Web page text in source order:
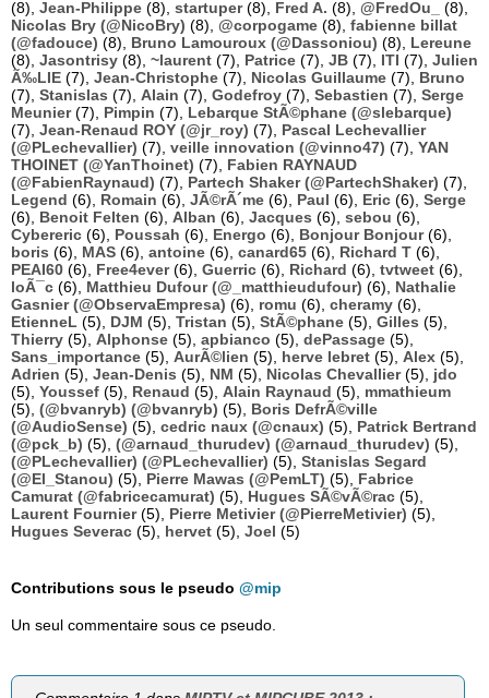
(8), Jean-Philippe (8), startuper(8), Fred A. (8), @FredOu_
(8),
Nicolas Bry (@NicoBry) (8), @corpogame (8), fabienne billat
(@fadouce) (8), Bruno Lamouroux (@Dassoniou) (8), Lereune
(8), Jasontrisy (8), ~laurent (7), Patrice (7), JB (7), ITI (7), Julien
Ã‰LIE (7), Jean-Christophe (7), Nicolas Guillaume (7), Bruno
(7), Stanislas (7), Alain (7), Godefroy (7), Sebastien (7), Serge
Meunier(7), Pimpin (7), Lebarque StÃ©phane (@slebarque)
(7), Jean-Renaud ROY (@jr_roy) (7), Pascal Lechevallier
(@PLechevallier) (7), veille innovation (@vinno47) (7), YAN
THOINET (@YanThoinet) (7), Fabien RAYNAUD
(@FabienRaynaud) (7), Partech Shaker (@PartechShaker) (7),
Legend (6), Romain (6), JÃ©rÃ´me (6), Paul (6), Eric (6), Serge
(6), Benoit Felten (6), Alban (6), Jacques (6), sebou (6),
Cybereric (6), Poussah (6), Energo (6), Bonjour Bonjour(6),
boris (6), MAS (6), antoine (6), canard65 (6), Richard T (6),
PEAI60 (6), Free4ever(6), Guerric (6), Richard (6), tvtweet (6),
loÃ¯c (6), Matthieu Dufour (@_matthieudufour) (6), Nathalie
Gasnier (@ObservaEmpresa) (6), romu (6), cheramy (6),
EtienneL (5), DJM (5), Tristan (5), StÃ©phane (5), Gilles (5),
Thierry (5), Alphonse (5), apbianco (5), dePassage (5),
Sans_importance (5), AurÃ©lien (5), herve lebret (5), Alex (5),
Adrien (5), Jean-Denis (5), NM (5), Nicolas Chevallier(5), jdo
(5), Youssef (5), Renaud (5), Alain Raynaud (5), mmathieum
(5), (@bvanryb) (@bvanryb) (5), Boris DefrÃ©ville
(@AudioSense) (5), cedric naux (@cnaux) (5), Patrick Bertrand
(@pck_b) (5), (@arnaud_thurudev) (@arnaud_thurudev) (5),
(@PLechevallier) (@PLechevallier) (5), Stanislas Segard
(@El_Stanou) (5), Pierre Mawas (@PemLT) (5), Fabrice
Camurat (@fabricecamurat) (5), Hugues SÃ©vÃ©rac (5),
Laurent Fournier(5), Pierre Metivier (@PierreMetivier) (5),
Hugues Severac (5), hervet (5), Joel (5)
Contributions sous le pseudo @mip
Un seul commentaire sous ce pseudo.